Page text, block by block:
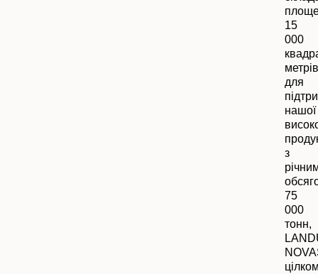
15
000
метрів
для
нашої
з
75
000
тонн,